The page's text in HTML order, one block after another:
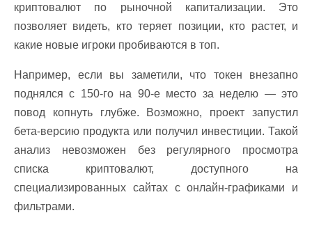
криптовалют по рыночной капитализации. Это
позволяет видеть, кто теряет позиции, кто растет, и
какие новые игроки пробиваются в топ.
Например, если вы заметили, что токен внезапно
поднялся с 150-го на 90-е место за неделю — это
повод копнуть глубже. Возможно, проект запустил
бета-версию продукта или получил инвестиции. Такой
анализ невозможен без регулярного просмотра
списка криптовалют, доступного на
специализированных сайтах с онлайн-графиками и
фильтрами.